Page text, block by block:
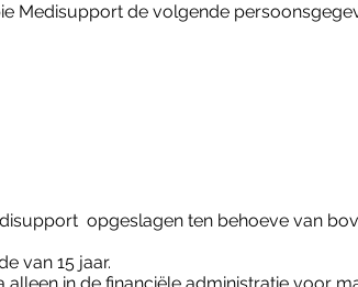
Medisupport de volgende
opgeslagen ten behoeve van
van 15 jaar.